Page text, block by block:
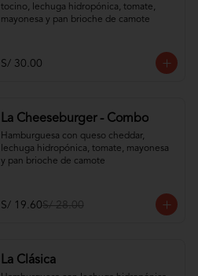
tocino, lechuga hidropónica, tomate,
mayonesa y pan brioche de camote
S/ 30.00
La Cheeseburger - Combo
Hamburguesa con queso cheddar,
lechuga hidropónica, tomate, mayonesa
y pan brioche de camote
S/ 19.60S/ 28.00
La Clásica